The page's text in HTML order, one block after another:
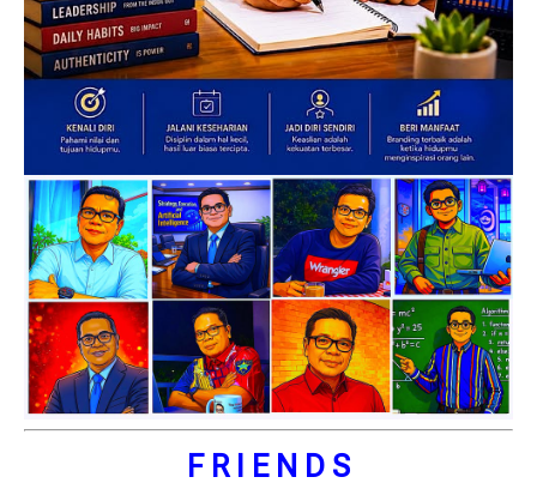
F R I E N D S